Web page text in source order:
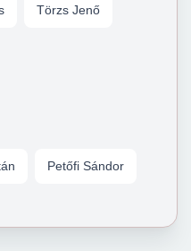
Törzs Jenő
Petőfi Sándor